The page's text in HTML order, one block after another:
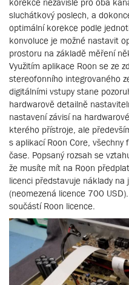
sluchátkový poslech, a
optimální korekce podle
konvoluce je možné nastavit
prostoru na základě měření
Využitím aplikace Roon se ze
stereofonního integrovaného
digitálními vstupy stane
hardwarově detailně
nastavení závisí na
kterého přístroje, ale
s aplikací Roon Core,
čase. Popsaný rozsah se
že musíte mít na Roon
licenci představuje náklady na
(neomezená licence 700
součástí Roon licence.